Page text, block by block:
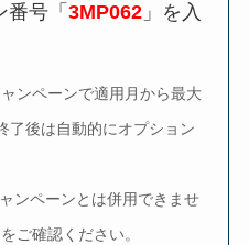
番号「3MP062 」を入
ンペーンで適用月から最大
了後は自動的にオプション
ンペーンとは併用できませ
ご確認ください。